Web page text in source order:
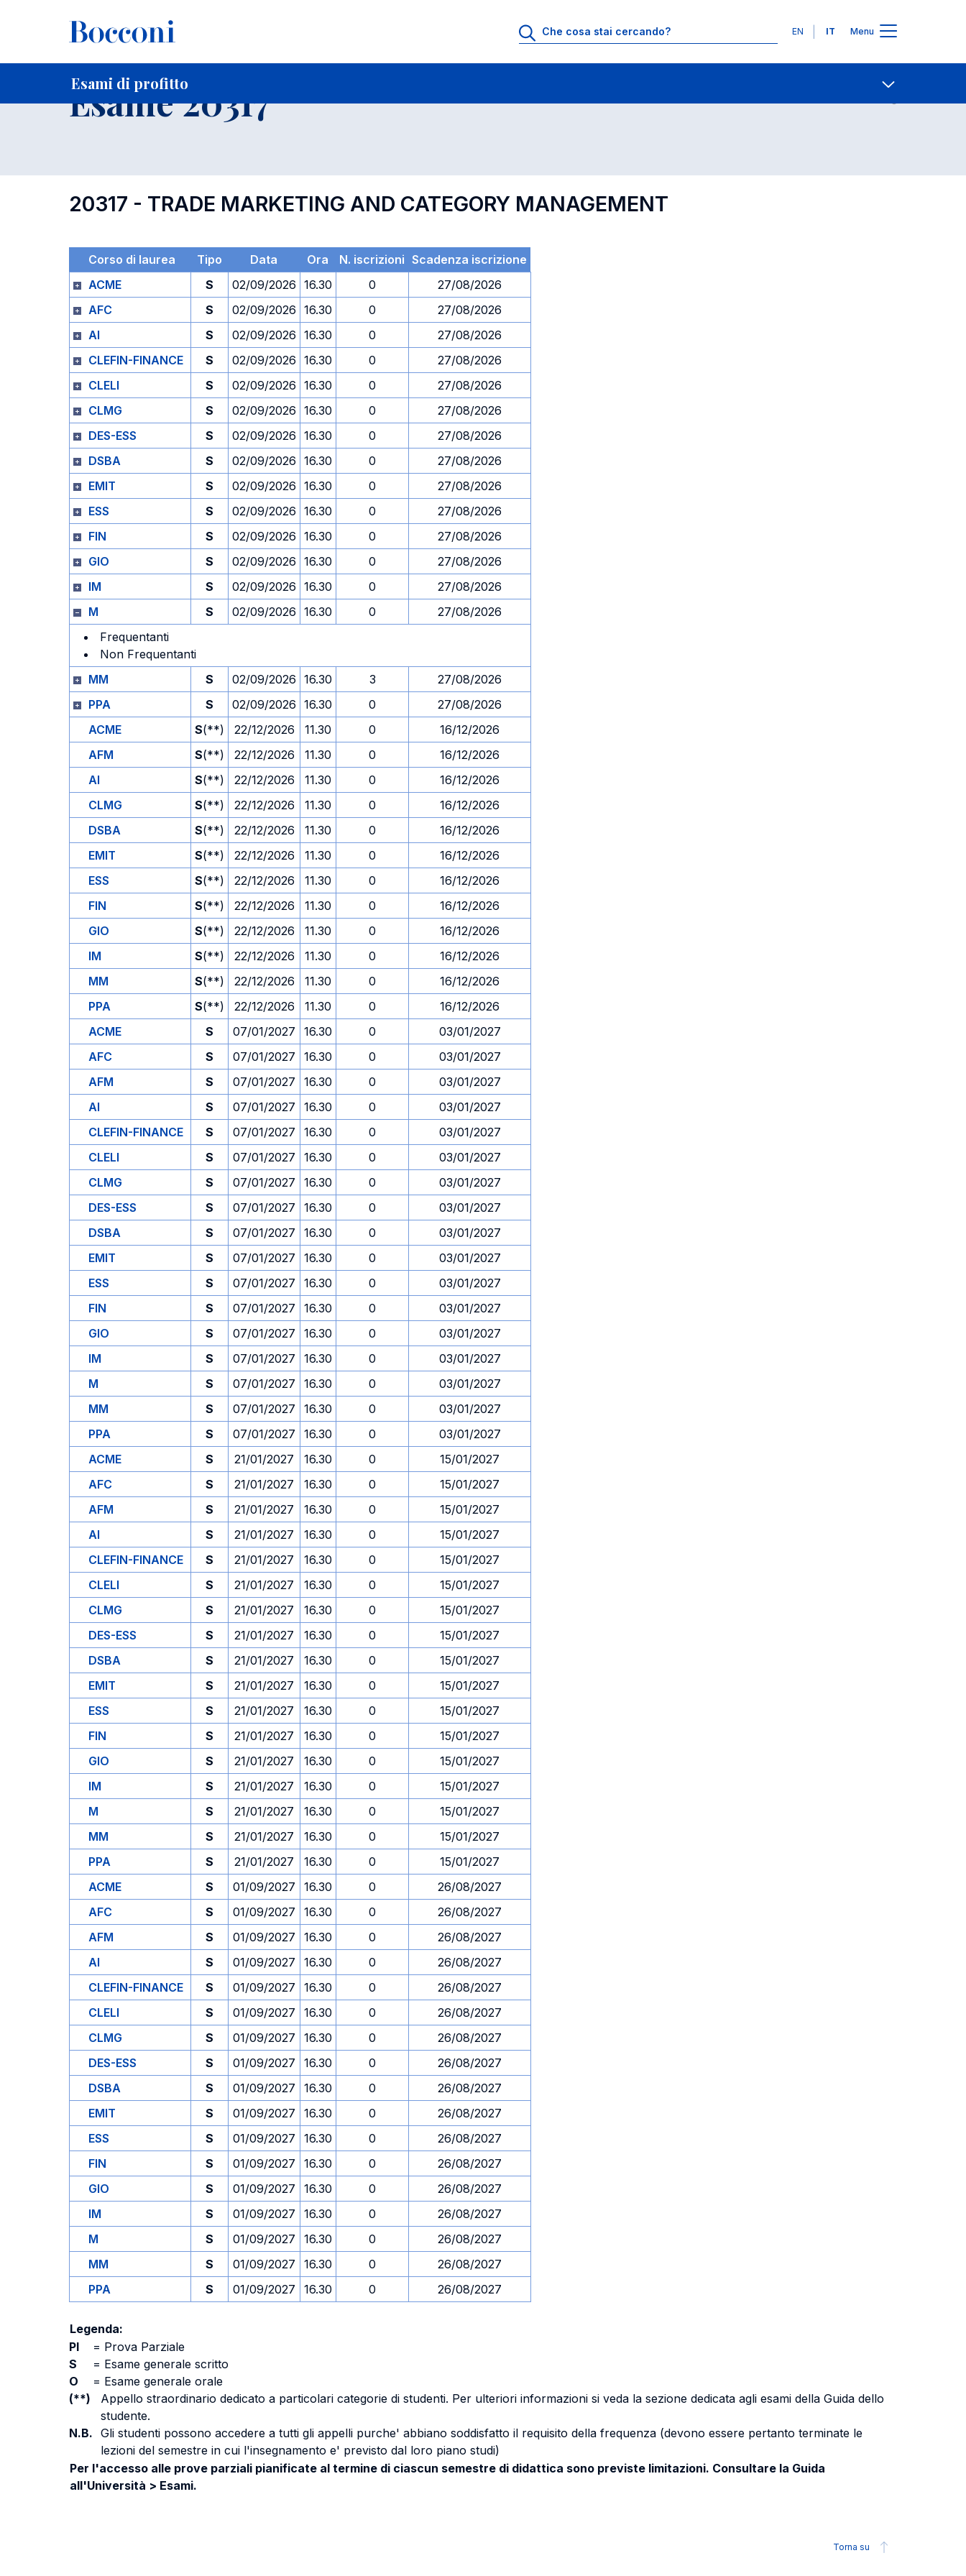
Lingue
EN IT Menu
Esami di profitto
Home Per studenti iscritti Contatti
Esame 20317
20317 - TRADE MARKETING AND CATEGORY MANAGEMENT
Corso di laurea Tipo Data Ora N. iscrizioni Scadenza iscrizione
ACME
S 02/09/2026 16.30 0
27/08/2026
AFC
S 02/09/2026 16.30 0
27/08/2026
AI
S 02/09/2026 16.30 0
27/08/2026
CLEFIN-FINANCE
S 02/09/2026 16.30 0
27/08/2026
CLELI
S 02/09/2026 16.30 0
27/08/2026
CLMG
S 02/09/2026 16.30 0
27/08/2026
DES-ESS
S 02/09/2026 16.30 0
27/08/2026
DSBA
S 02/09/2026 16.30 0
27/08/2026
EMIT
S 02/09/2026 16.30 0
27/08/2026
ESS
S 02/09/2026 16.30 0
27/08/2026
FIN
S 02/09/2026 16.30 0
27/08/2026
GIO
S 02/09/2026 16.30 0
27/08/2026
IM
S 02/09/2026 16.30 0
27/08/2026
M
S 02/09/2026 16.30 0
27/08/2026
Frequentanti
Non Frequentanti
MM
S 02/09/2026 16.30 3
27/08/2026
PPA
S 02/09/2026 16.30 0
27/08/2026
ACME
S(**) 22/12/2026 11.30 0
16/12/2026
AFM
S(**) 22/12/2026 11.30 0
16/12/2026
AI
S(**) 22/12/2026 11.30 0
16/12/2026
CLMG
S(**) 22/12/2026 11.30 0
16/12/2026
DSBA
S(**) 22/12/2026 11.30 0
16/12/2026
EMIT
S(**) 22/12/2026 11.30 0
16/12/2026
ESS
S(**) 22/12/2026 11.30 0
16/12/2026
FIN
S(**) 22/12/2026 11.30 0
16/12/2026
GIO
S(**) 22/12/2026 11.30 0
16/12/2026
IM
S(**) 22/12/2026 11.30 0
16/12/2026
MM
S(**) 22/12/2026 11.30 0
16/12/2026
PPA
S(**) 22/12/2026 11.30 0
16/12/2026
ACME
S 07/01/2027 16.30 0
03/01/2027
AFC
S 07/01/2027 16.30 0
03/01/2027
AFM
S 07/01/2027 16.30 0
03/01/2027
AI
S 07/01/2027 16.30 0
03/01/2027
CLEFIN-FINANCE
S 07/01/2027 16.30 0
03/01/2027
CLELI
S 07/01/2027 16.30 0
03/01/2027
CLMG
S 07/01/2027 16.30 0
03/01/2027
DES-ESS
S 07/01/2027 16.30 0
03/01/2027
DSBA
S 07/01/2027 16.30 0
03/01/2027
EMIT
S 07/01/2027 16.30 0
03/01/2027
ESS
S 07/01/2027 16.30 0
03/01/2027
FIN
S 07/01/2027 16.30 0
03/01/2027
GIO
S 07/01/2027 16.30 0
03/01/2027
IM
S 07/01/2027 16.30 0
03/01/2027
M
S 07/01/2027 16.30 0
03/01/2027
MM
S 07/01/2027 16.30 0
03/01/2027
PPA
S 07/01/2027 16.30 0
03/01/2027
ACME
S 21/01/2027 16.30 0
15/01/2027
AFC
S 21/01/2027 16.30 0
15/01/2027
AFM
S 21/01/2027 16.30 0
15/01/2027
AI
S 21/01/2027 16.30 0
15/01/2027
CLEFIN-FINANCE
S 21/01/2027 16.30 0
15/01/2027
CLELI
S 21/01/2027 16.30 0
15/01/2027
CLMG
S 21/01/2027 16.30 0
15/01/2027
DES-ESS
S 21/01/2027 16.30 0
15/01/2027
DSBA
S 21/01/2027 16.30 0
15/01/2027
EMIT
S 21/01/2027 16.30 0
15/01/2027
ESS
S 21/01/2027 16.30 0
15/01/2027
FIN
S 21/01/2027 16.30 0
15/01/2027
GIO
S 21/01/2027 16.30 0
15/01/2027
IM
S 21/01/2027 16.30 0
15/01/2027
M
S 21/01/2027 16.30 0
15/01/2027
MM
S 21/01/2027 16.30 0
15/01/2027
PPA
S 21/01/2027 16.30 0
15/01/2027
ACME
S 01/09/2027 16.30 0
26/08/2027
AFC
S 01/09/2027 16.30 0
26/08/2027
AFM
S 01/09/2027 16.30 0
26/08/2027
AI
S 01/09/2027 16.30 0
26/08/2027
CLEFIN-FINANCE
S 01/09/2027 16.30 0
26/08/2027
CLELI
S 01/09/2027 16.30 0
26/08/2027
CLMG
S 01/09/2027 16.30 0
26/08/2027
DES-ESS
S 01/09/2027 16.30 0
26/08/2027
DSBA
S 01/09/2027 16.30 0
26/08/2027
EMIT
S 01/09/2027 16.30 0
26/08/2027
ESS
S 01/09/2027 16.30 0
26/08/2027
FIN
S 01/09/2027 16.30 0
26/08/2027
GIO
S 01/09/2027 16.30 0
26/08/2027
IM
S 01/09/2027 16.30 0
26/08/2027
M
S 01/09/2027 16.30 0
26/08/2027
MM
S 01/09/2027 16.30 0
26/08/2027
PPA
S 01/09/2027 16.30 0 26/08/2027
Legenda:
PI
= Prova Parziale
S
= Esame generale scritto
O
= Esame generale orale
(**)
Appello straordinario dedicato a particolari categorie di studenti. Per ulteriori informazioni si veda la sezione dedicata agli esami della Guida dello
studente.
N.B. Gli studenti possono accedere a tutti gli appelli purche' abbiano soddisfatto il requisito della frequenza (devono essere pertanto terminate le
lezioni del semestre in cui l'insegnamento e' previsto dal loro piano studi)
Per l'accesso alle prove parziali pianificate al termine di ciascun semestre di didattica sono previste limitazioni. Consultare la Guida
all'Università > Esami.
Torna su